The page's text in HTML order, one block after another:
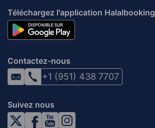
Téléchargez l'application Halalbooking
Contactez-nous
+1 (951) 438 7707
Suivez nous